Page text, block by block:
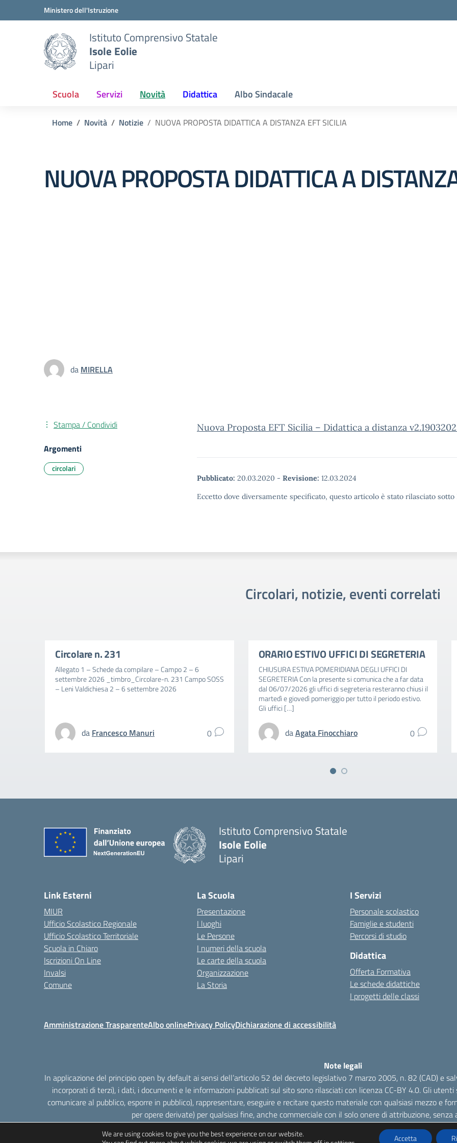
Vai ai contenuti
Vai al menu di navigazione
Ministero dell'Istruzione
Istituto Comprensivo Statale
Isole Eolie
Lipari
Scuola Servizi Novità Didattica Albo Sindacale
Home Novità Notizie NUOVA PROPOSTA DIDATTICA A DISTANZA EFT SICILIA
NUOVA PROPOSTA DIDATTICA A
da MIRELLA
Nuova Proposta EFT Sicilia – Didattica a distanza
Pubblicato: 20.03.2020 - Revisione: 12.03.2024
Eccetto dove diversamente specificato, questo articolo è stato rilasciato
Stampa / Condividi
Argomenti
circolari
Circolari, notizie, eventi correlati
Circolare n. 231
Allegato 1 – Schede da compilare – Campo 2 – 6
settembre 2026 _timbro_Circolare-n. 231 Campo SOSS
– Leni Valdichiesa 2 – 6 settembre 2026
da Francesco Manuri 0
ORARIO ESTIVO UFFICI DI SEGRETERIA
CHIUSURA ESTIVA POMERIDIANA DEGLI UFFICI DI
SEGRETERIA Con la presente si comunica che a far data
dal 06/07/2026 gli uffici di segreteria resteranno chiusi il
martedì e giovedì pomeriggio per tutto il periodo estivo.
Gli uffici […]
daAgata Finocchiaro 0
Istituto Comprensivo Statale
Isole Eolie
Lipari
Link Esterni
MIUR
Ufficio Scolastico Regionale
Ufficio Scolastico Territoriale
Scuola in Chiaro
Iscrizioni On Line
Invalsi
Comune
La Scuola
Presentazione
I luoghi
Le Persone
I numeri della scuola
Le carte della scuola
Organizzazione
La Storia
I Servizi
Personale scolastico
Famiglie e studenti
Percorsi di studio
Didattica
Offerta Formativa
Le schede didattiche
I progetti delle classi
Amministrazione TrasparenteAlbo onlinePrivacy PolicyDichiarazione di accessibilità
Note legali
In applicazione del principio open by default ai sensi dell’articolo 52 del decreto legislativo 7 marzo 2005, n. 82 (CAD) e
incorporati di terzi), i dati, i documenti e le informazioni pubblicati sul sito sono rilasciati con licenza CC-BY 4.0. Gli
comunicare al pubblico, esporre in pubblico), rappresentare, eseguire e recitare questo materiale con qualsiasi mezzo e
per opere derivate) per qualsiasi fine, anche commerciale con il solo onere di attribuzione,
We are using cookies to give you the best experience on our website.
Accetta